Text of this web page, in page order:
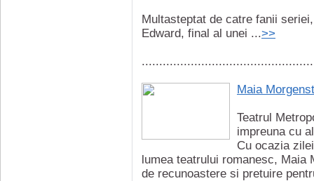
Multasteptat de catre fanii
Edward, final al unei ...>>
Maia
Teatrul
impreuna cu
Cu ocazia
lumea teatrului romanesc, Maia
de recunoastere si pretuire